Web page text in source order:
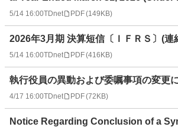
5/14 16:00TDnet PDF(149KB)
2026年3月期 決算短信〔ＩＦＲＳ〕(連
5/14 16:00TDnet PDF(416KB)
執行役員の異動および委嘱事項の変更
4/17 16:00TDnet PDF(72KB)
Notice Regarding Conclusion of a